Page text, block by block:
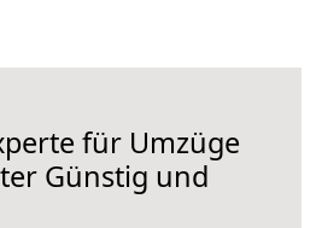
für Umzüge
Günstig und